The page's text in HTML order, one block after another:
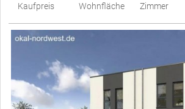
Kaufpreis
Wohnfläche
Zimmer